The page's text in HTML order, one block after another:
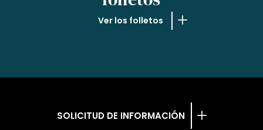
Ver los folletos
SOLICITUD DE INFORMACIÓN